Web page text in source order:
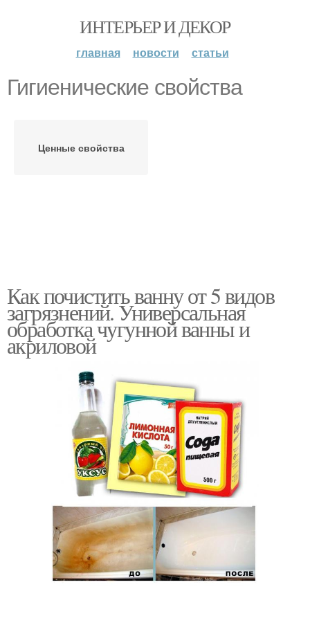
ИНТЕРЬЕР И ДЕКОР
главная новости статьи
Гигиенические свойства
Ценные свойства
Как почистить ванну от 5 видов
загрязнений. Универсальная
обработка чугунной ванны и
акриловой